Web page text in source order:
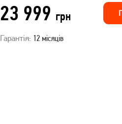
23 999 грн
Гарантія: 12 місяців